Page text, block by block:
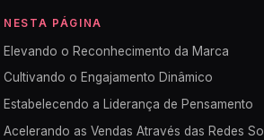
NESTA PÁGINA
Elevando o Reconhecimento da Marca
Cultivando o Engajamento Dinâmico
Estabelecendo a Liderança de Pensamento
Acelerando as Vendas Através das Redes